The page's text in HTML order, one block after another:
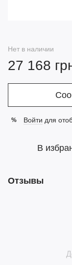
Нет в наличии
27 168
% Войти для
В
Отзывы